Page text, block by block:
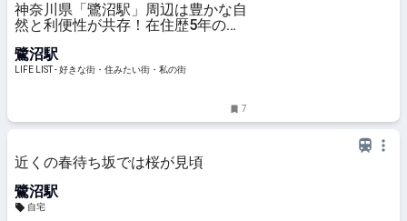
神奈川県「鷺沼駅」周辺は豊かな自
然と利便性が共存！在住歴5年の私
きな街・住みたい街・私の街
鷺沼駅
LIFE LIST - 好きな街・住みたい街・私の街
7
近くの春待ち坂では桜が見頃
鷺沼駅
自宅